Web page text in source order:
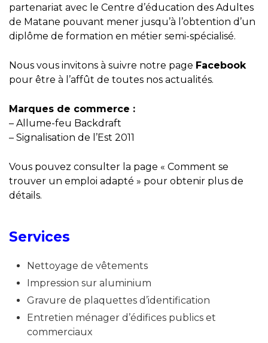
partenariat avec le Centre d’éducation des Adultes
de Matane pouvant mener jusqu’à l’obtention d’un
diplôme de formation en métier semi-spécialisé.
Nous vous invitons à suivre notre page Facebook
pour être à l’affût de toutes nos actualités.
Marques de commerce :
– Allume-feu Backdraft
– Signalisation de l’Est 2011
Vous pouvez consulter la page « Comment se
trouver un emploi adapté » pour obtenir plus de
détails.
Services
Nettoyage de vêtements
Impression sur aluminium
Gravure de plaquettes d’identification
Entretien ménager d’édifices publics et
commerciaux